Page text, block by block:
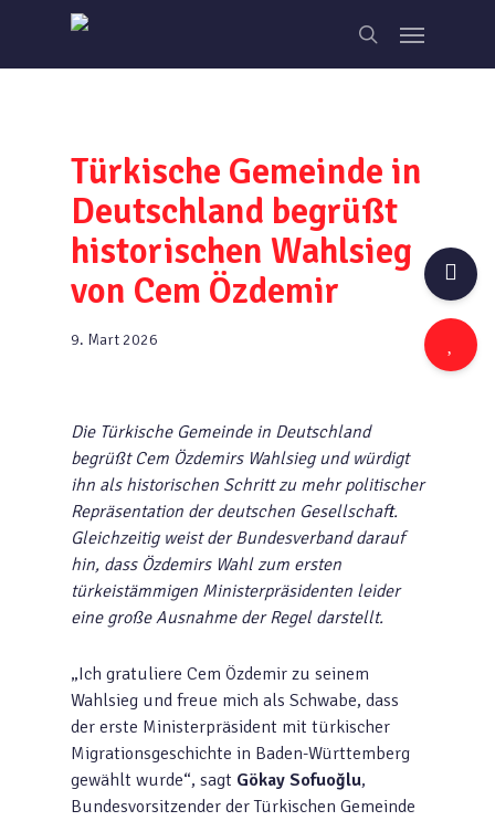
main
search
Menu
Türkische Gemeinde in
Deutschland begrüßt
historischen Wahlsieg
von Cem Özdemir
9. Mart 2026
Die Türkische Gemeinde in Deutschland
begrüßt Cem Özdemirs Wahlsieg und würdigt
ihn als historischen Schritt zu mehr politischer
Repräsentation der deutschen Gesellschaft.
Gleichzeitig weist der Bundesverband darauf
hin, dass Özdemirs Wahl zum ersten
türkeistämmigen Ministerpräsidenten leider
eine große Ausnahme der Regel darstellt.
„Ich gratuliere Cem Özdemir zu seinem
Wahlsieg und freue mich als Schwabe, dass
der erste Ministerpräsident mit türkischer
Migrationsgeschichte in Baden-Württemberg
gewählt wurde“, sagt Gökay Sofuoğlu,
Bundesvorsitzender der Türkischen Gemeinde